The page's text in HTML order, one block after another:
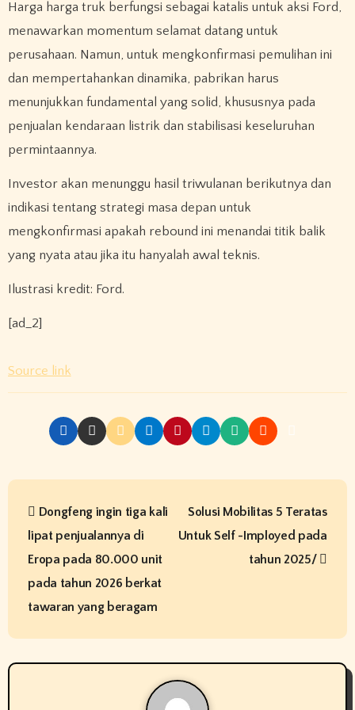
Harga harga truk berfungsi sebagai katalis untuk aksi Ford,
menawarkan momentum selamat datang untuk
perusahaan. Namun, untuk mengkonfirmasi pemulihan ini
dan mempertahankan dinamika, pabrikan harus
menunjukkan fundamental yang solid, khususnya pada
penjualan kendaraan listrik dan stabilisasi keseluruhan
permintaannya.
Investor akan menunggu hasil triwulanan berikutnya dan
indikasi tentang strategi masa depan untuk
mengkonfirmasi apakah rebound ini menandai titik balik
yang nyata atau jika itu hanyalah awal teknis.
Ilustrasi kredit: Ford.
[ad_2]
Source link
P
n
a
Dongfeng ingin tiga kali
lipat penjualannya di
Eropa pada 80.000 unit
pada tahun 2026 berkat
tawaran yang beragam
Solusi Mobilitas 5 Teratas
Untuk Self -Imployed pada
tahun 2025/